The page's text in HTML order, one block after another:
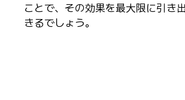
ことで、その効果を最大限に引き
きるでしょう。